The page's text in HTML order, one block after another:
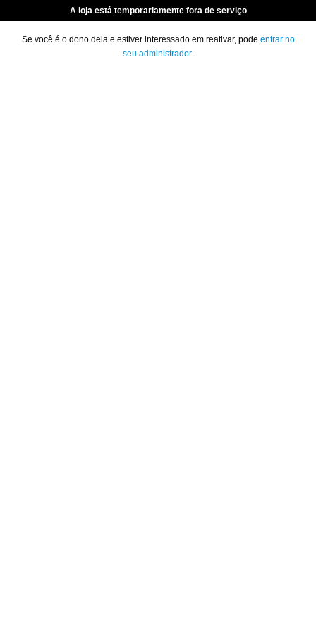
A loja está temporariamente fora de serviço
Se você é o dono dela e estiver interessado em reativar, pode entrar no
seu administrador.